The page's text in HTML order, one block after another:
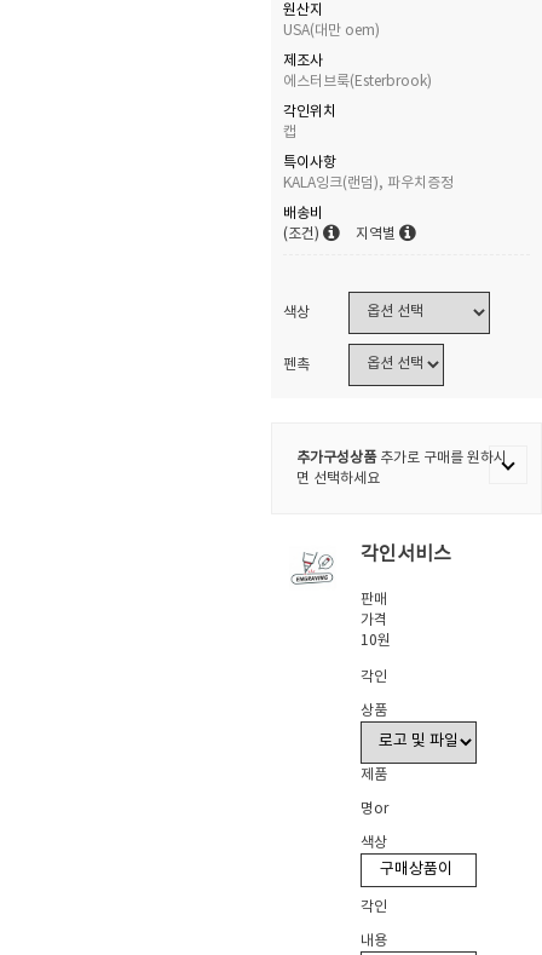
원산지
USA(대만 oem)
제조사
에스터브룩(Esterbrook)
각인위치
캡
특이사항
KALA잉크(랜덤), 파우치증정
배송비
(조건)
지역별
색상
펜촉
추가구성상품추가로 구매를 원하시
면 선택하세요
각인서비스
판매
가격
10원
각인
상품
제품
명or
색상
각인
내용